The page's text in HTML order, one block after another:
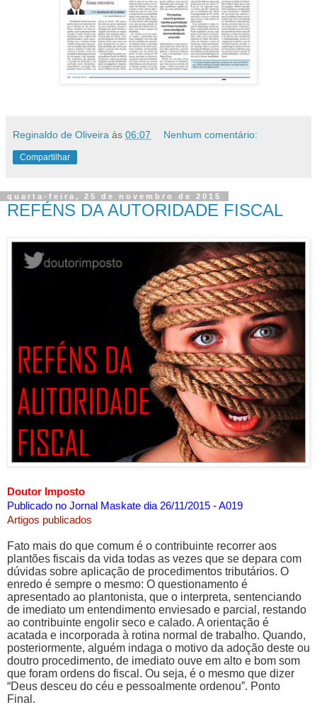
Reginaldo de Oliveira às 06:07 Nenhum comentário:
Compartilhar
quarta-feira, 25 de novembro de 2015
REFÉNS DA AUTORIDADE FISCAL
Doutor Imposto
Publicado no Jornal Maskate dia 26/11/2015 - A019
Artigos publicados
Fato mais do que comum é o contribuinte recorrer aos
plantões fiscais da vida todas as vezes que se depara com
dúvidas sobre aplicação de procedimentos tributários. O
enredo é sempre o mesmo: O questionamento é
apresentado ao plantonista, que o interpreta, sentenciando
de imediato um entendimento enviesado e parcial, restando
ao contribuinte engolir seco e calado. A orientação é
acatada e incorporada à rotina normal de trabalho. Quando,
posteriormente, alguém indaga o motivo da adoção deste ou
doutro procedimento, de imediato ouve em alto e bom som
que foram ordens do fiscal. Ou seja, é o mesmo que dizer
“Deus desceu do céu e pessoalmente ordenou”. Ponto
Final.